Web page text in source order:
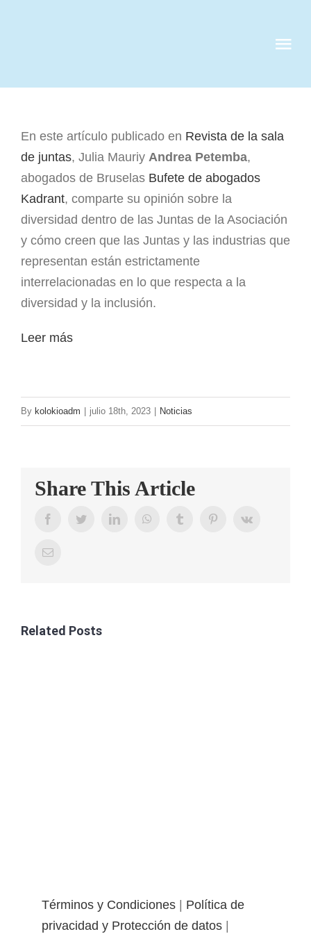
SERVICIOS
CLIENTES
NOTICIAS
En este artículo publicado en Revista de la sala
de juntas, Julia Mauriy Andrea Petemba,
abogados de Bruselas Bufete de abogados
Kadrant, comparte su opinión sobre la
diversidad dentro de las Juntas de la Asociación
y cómo creen que las Juntas y las industrias que
representan están estrictamente
interrelacionadas en lo que respecta a la
diversidad y la inclusión.
Leer más
By kolokioadm julio 18th, 2023 Noticias
Share This Article
FacebookTwitterLinkedIn WhatsAppTumblr PinterestVk
Email
Related Posts
Términos y Condiciones
Política de
privacidad y Protección de datos